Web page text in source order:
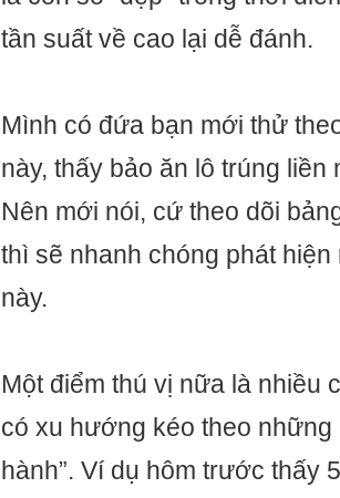
tần suất về cao lại dễ đánh.
Mình có đứa bạn mới thử
này, thấy bảo ăn lô trúng liền
Nên mới nói, cứ theo dõi
thì sẽ nhanh chóng phát
này.
Một điểm thú vị nữa là nhiều
có xu hướng kéo theo những
hành”. Ví dụ hôm trước thấy